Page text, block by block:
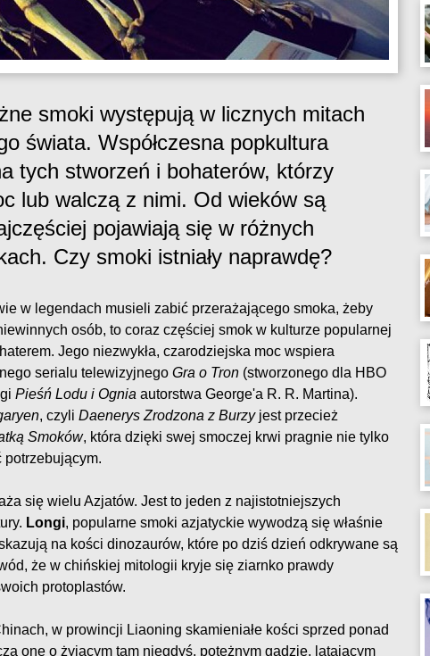
smoki występują w licznych mitach
świata. Współczesna popkultura
tych stworzeń i bohaterów, którzy
lub walczą z nimi. Od wieków są
pojawiają się w różnych
Czy smoki istniały naprawdę?
w legendach musieli zabić przerażającego smoka, żeby
osób, to coraz częściej smok w kulturze popularnej
Jego niezwykła, czarodziejska moc wspiera
serialu telewizyjnego Gra o Tron (stworzonego dla HBO
Pieśń Lodu i Ognia autorstwa George'a R. R. Martina).
, czyli Daenerys Zrodzona z Burzyjest przecież
Smoków, która dzięki swej smoczej krwi pragnie nie tylko
potrzebującym.
się wielu Azjatów. Jest to jeden z najistotniejszych
Longi, popularne smoki azjatyckie wywodzą się właśnie
na kości dinozaurów, które po dziś dzień odkrywane są
że w chińskiej mitologii kryje się ziarnko prawdy
protoplastów.
w prowincji Liaoning skamieniałe kości sprzed ponad
one o żyjącym tam niegdyś, potężnym gadzie, latającym